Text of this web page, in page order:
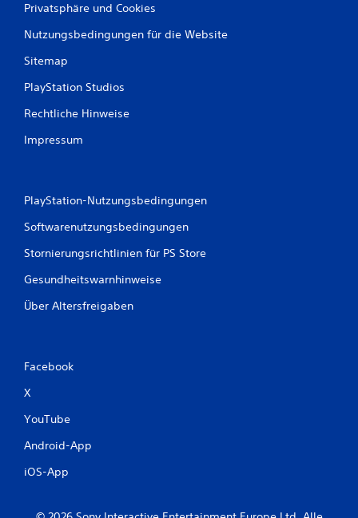
Privatsphäre und Cookies
Nutzungsbedingungen für die Website
Sitemap
PlayStation Studios
Rechtliche Hinweise
Impressum
PlayStation-Nutzungsbedingungen
Softwarenutzungsbedingungen
Stornierungsrichtlinien für PS Store
Gesundheitswarnhinweise
Über Altersfreigaben
Facebook
X
YouTube
Android-App
iOS-App